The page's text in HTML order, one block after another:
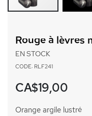
début
d’images
Rouge à lèvres
EN STOCK
CODE: RLF241
CA$19,00
Orange argile lustré